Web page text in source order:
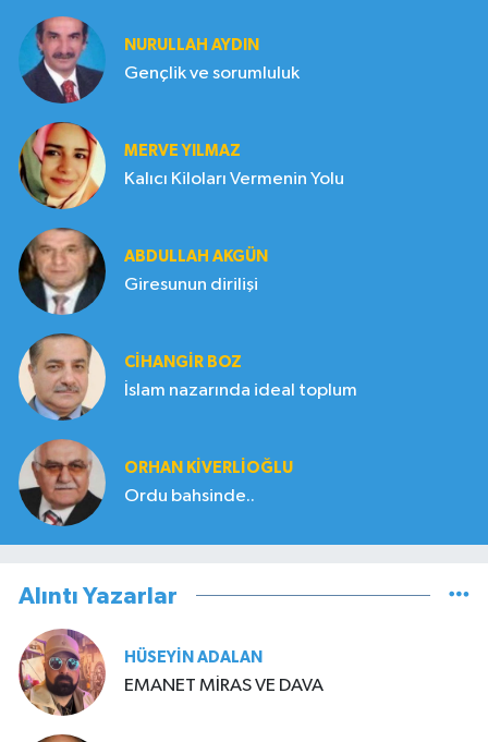
NURULLAH AYDIN
Gençlik ve sorumluluk
MERVE YILMAZ
Kalıcı Kiloları Vermenin Yolu
ABDULLAH AKGÜN
Giresunun dirilişi
CIHANGIR BOZ
İslam nazarında ideal toplum
ORHAN KIVERLIOĞLU
Ordu bahsinde..
Alıntı Yazarlar
HÜSEYIN ADALAN
EMANET MİRAS VE DAVA